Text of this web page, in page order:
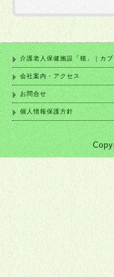
介護老人保健施設「穂」｜カ
会社案内・アクセス
お問合せ
個人情報保護方針